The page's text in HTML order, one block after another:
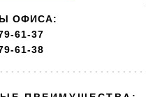
ОФИСА:
61-37
61-38